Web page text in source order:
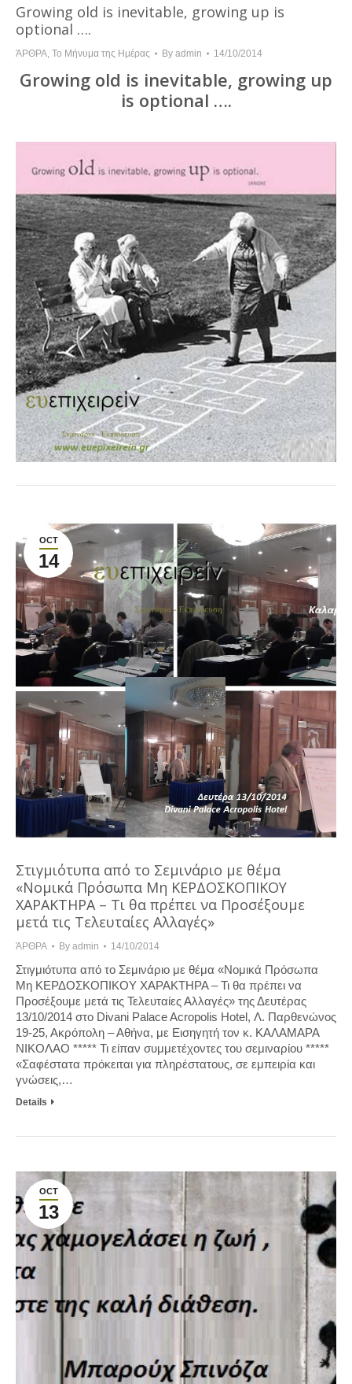
Growing old is inevitable, growing up is
optional ….
ΆΡΘΡΑ Το Μήνυμα της Ημέρας By admin 14/10/2014
Growing old is inevitable, growing up
is optional ….
OCT
14
Στιγμιότυπα από το Σεμινάριο με θέμα
«Νομικά Πρόσωπα Μη ΚΕΡΔΟΣΚΟΠΙΚΟΥ
ΧΑΡΑΚΤΗΡΑ – Τι θα πρέπει να Προσέξουμε
μετά τις Τελευταίες Αλλαγές»
ΆΡΘΡΑ By admin 14/10/2014
Στιγμιότυπα από το Σεμινάριο με θέμα «Νομικά Πρόσωπα
Μη ΚΕΡΔΟΣΚΟΠΙΚΟΥ ΧΑΡΑΚΤΗΡΑ – Τι θα πρέπει να
Προσέξουμε μετά τις Τελευταίες Αλλαγές» της Δευτέρας
13/10/2014 στο Divani Palace Acropolis Hotel, Λ. Παρθενώνος
19-25, Ακρόπολη – Αθήνα, με Εισηγητή τον κ. ΚΑΛΑΜΑΡΑ
ΝΙΚΟΛΑΟ ***** Τι είπαν συμμετέχοντες του σεμιναρίου *****
«Σαφέστατα πρόκειται για πληρέστατους, σε εμπειρία και
γνώσεις,…
Details
OCT
13